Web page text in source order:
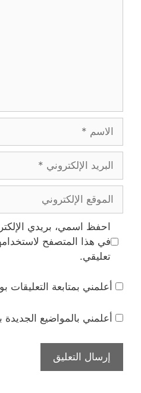
الاسم
البريد
الإلكتروني
الموقع
الإلكتروني
احفظ اسمي، بريدي
في هذا المتصفح
تعليقي.
أعلمني بمتابعة التعليقات
أعلمني بالمواضيع الجديدة